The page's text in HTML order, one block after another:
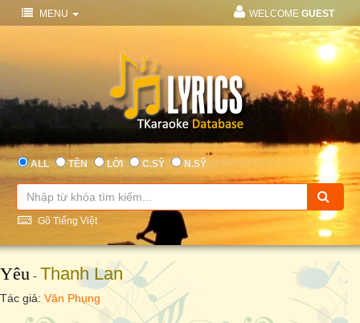
MENU WELCOME GUEST
ALL TÊN LỜI C.SỸ N.SỸ
Gõ Tiếng Việt
Yêu - Thanh Lan
Tác giả: Văn Phụng